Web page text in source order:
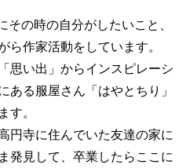
の時の自分がしたいこと、
作家活動をしています。
思い出」からインスピレーシ
ある服屋さん「はやとちり」
。
円寺に住んでいた友達の家に
発見して、卒業したらここに